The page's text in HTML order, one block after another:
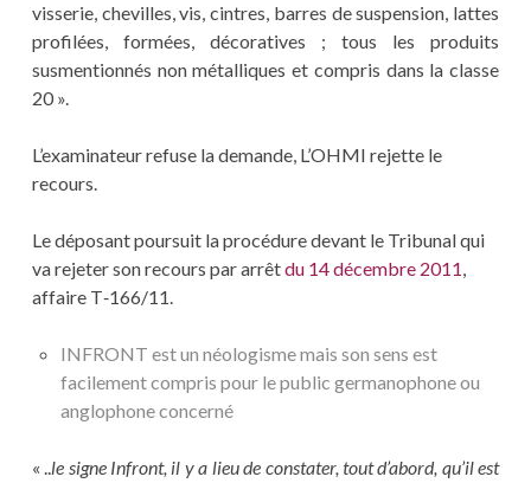
visserie, chevilles, vis, cintres, barres de suspension, lattes
profilées, formées, décoratives ; tous les produits
susmentionnés non métalliques et compris dans la classe
20 ».
L’examinateur refuse la demande, L’OHMI rejette le
recours.
Le déposant poursuit la procédure devant le Tribunal qui
va rejeter son recours par arrêtdu 14 décembre 2011,
affaire T‑166/11.
INFRONT est un néologisme mais son sens est
facilement compris pour le public germanophone ou
anglophone concerné
« ..le signe Infront, il y a lieu de constater, tout d’abord, qu’il est